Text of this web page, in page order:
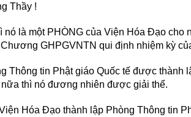
Thầy !
nó là một PHÒNG của Viện Hóa Đạo cho
GHPGVNTN qui định nhiệm kỳ
Thông tin Phật giáo Quốc tế được
thì nó đương nhiên được giải thể.
Hóa Đạo thành lập Phòng Thông tin